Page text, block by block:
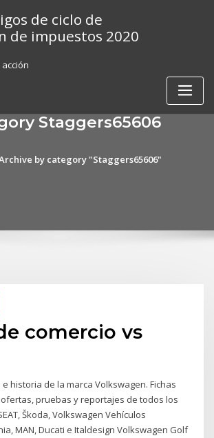
de ciclo de
de impuestos 2020
Staggers65606
by category "Staggers65606"
comercio vs
historia de la marca Volkswagen. Fichas
pruebas y reportajes de todos los
Škoda, Volkswagen Vehículos
MAN, Ducati e Italdesign Volkswagen Golf